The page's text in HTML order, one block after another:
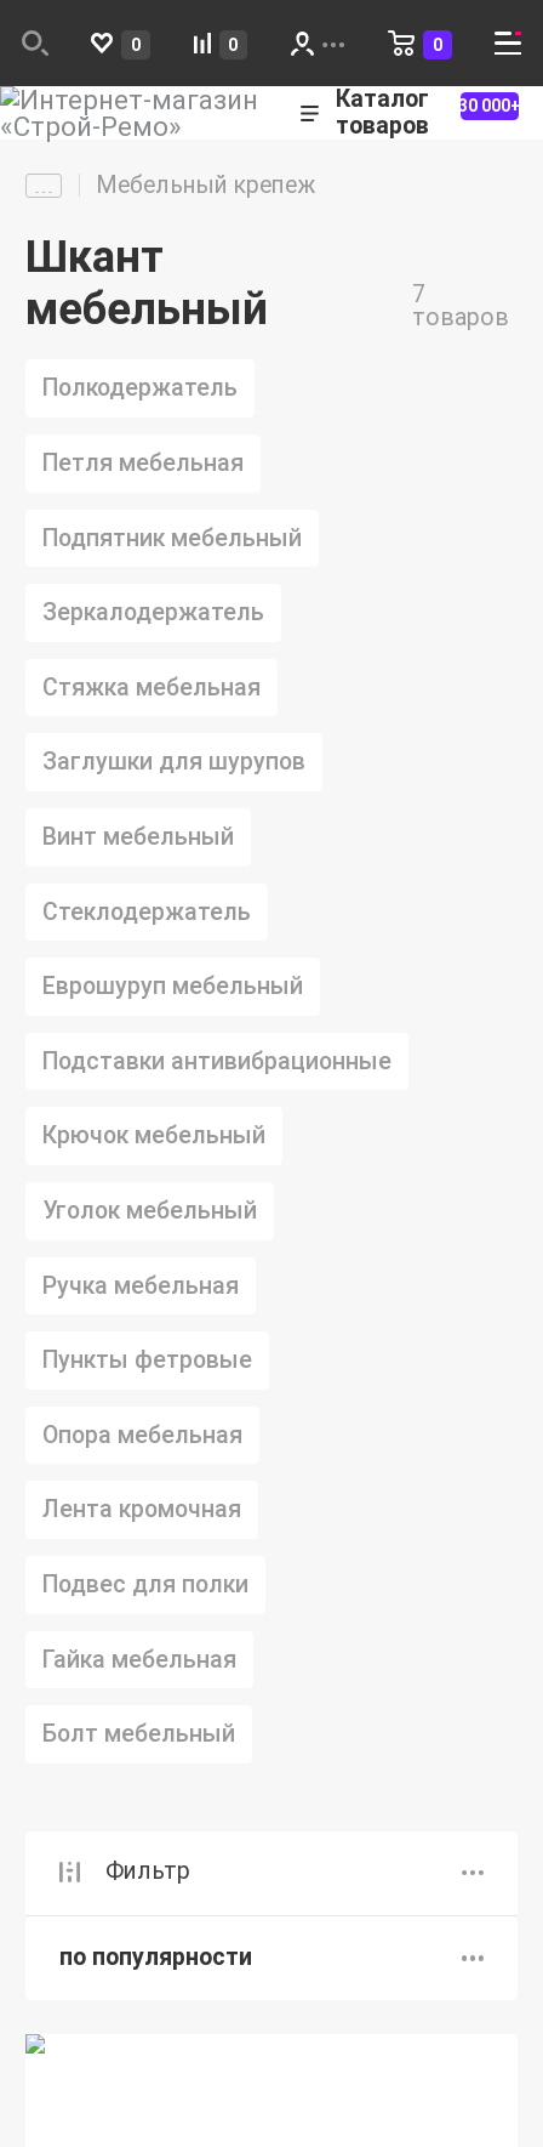
0 0 0
Каталог
товаров
30 000+
Мебельный крепеж
Шкант
мебельный
7
товаров
Полкодержатель
Петля мебельная
Подпятник мебельный
Зеркалодержатель
Стяжка мебельная
Заглушки для шурупов
Винт мебельный
Стеклодержатель
Еврошуруп мебельный
Подставки антивибрационные
Крючок мебельный
Уголок мебельный
Ручка мебельная
Пункты фетровые
Опора мебельная
Лента кромочная
Подвес для полки
Гайка мебельная
Болт мебельный
Фильтр
по популярности